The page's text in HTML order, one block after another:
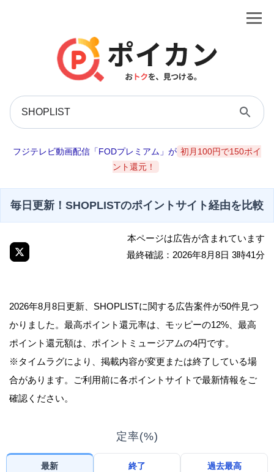
フジテレビ動画配信「FODプレミアム」が 初月100円で150ポイ
ント還元！
毎日更新！SHOPLISTのポイントサイト経由を比較
本ページは広告が含まれています
最終確認：2026年8月8日 3時41分
2026年8月8日更新、SHOPLISTに関する広告案件が50件見つ
かりました。最高ポイント還元率は、モッピーの12%、最高
ポイント還元額は、ポイントミュージアムの4円です。
※タイムラグにより、掲載内容が変更または終了している場
合があります。ご利用前に各ポイントサイトで最新情報をご
確認ください。
定率(%)
最新 終了 過去最高